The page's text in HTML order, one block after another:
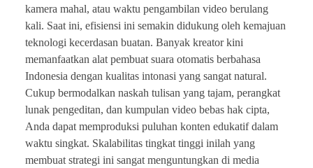
kamera mahal, atau waktu pengambilan video berulang
kali. Saat ini, efisiensi ini semakin didukung oleh kemajuan
teknologi kecerdasan buatan. Banyak kreator kini
memanfaatkan alat pembuat suara otomatis berbahasa
Indonesia dengan kualitas intonasi yang sangat natural.
Cukup bermodalkan naskah tulisan yang tajam, perangkat
lunak pengeditan, dan kumpulan video bebas hak cipta,
Anda dapat memproduksi puluhan konten edukatif dalam
waktu singkat. Skalabilitas tingkat tinggi inilah yang
membuat strategi ini sangat menguntungkan di media